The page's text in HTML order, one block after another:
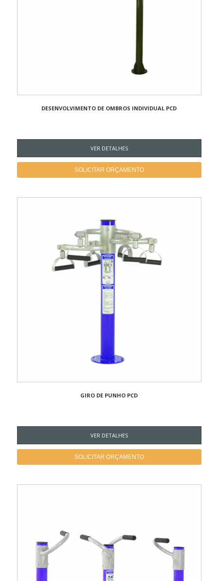
DESENVOLVIMENTO DE OMBROS INDIVIDUAL PCD
VER DETALHES
SOLICITAR ORÇAMENTO
GIRO DE PUNHO PCD
VER DETALHES
SOLICITAR ORÇAMENTO